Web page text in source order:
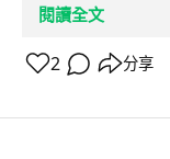
閱讀全文
2 分享